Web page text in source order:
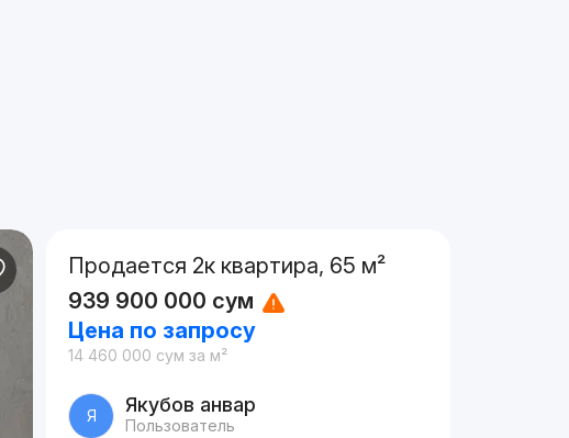
Продается 2к квартира, 65 м²
939 900 000 сум
Цена по запросу
14 460 000 сум за м²
Я Якубов анвар
Пользователь